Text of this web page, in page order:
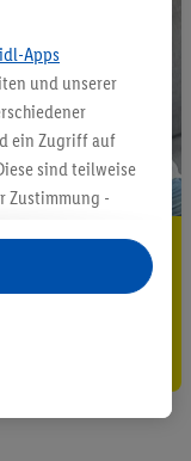
Apps
und unserer
ein Zugriff auf
sind teilweise
Zustimmung -
TCF
werden